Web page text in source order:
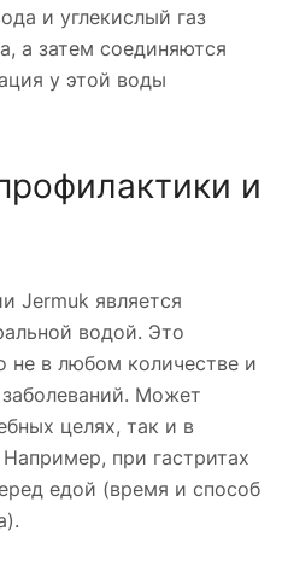
и углекислый газ
а затем соединяются
у этой воды
и
Jermuk является
водой. Это
не в любом количестве и
Может
целях, так и в
при гастритах
едой (время и способ